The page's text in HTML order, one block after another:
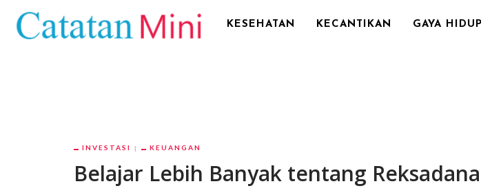
KESEHATAN KECANTIKAN GAYA HIDUP
INVESTASI KEUANGAN
Belajar Lebih Banyak tentang Reksadana